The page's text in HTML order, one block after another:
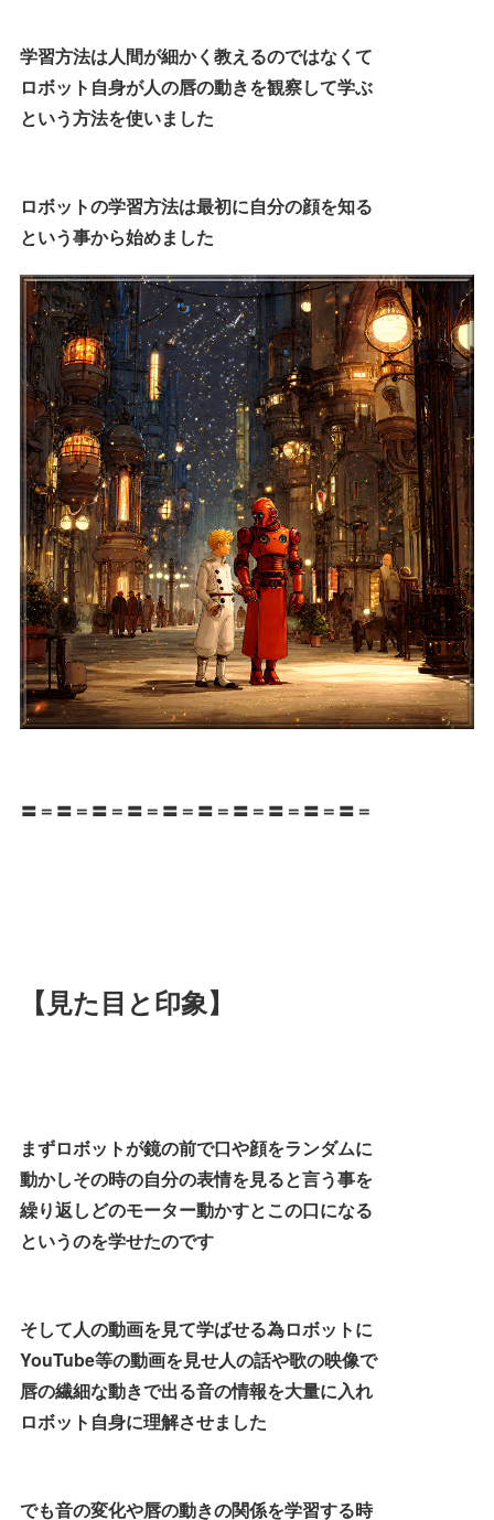
学習方法は人間が細かく教えるのではなくて
ロボット自身が人の唇の動きを観察して学ぶ
という方法を使いました
ロボットの学習方法は最初に自分の顔を知る
という事から始めました
〓＝〓＝〓＝〓＝〓＝〓＝〓＝〓＝〓＝〓＝
【見た目と印象】
まずロボットが鏡の前で口や顔をランダムに
動かしその時の自分の表情を見ると言う事を
繰り返しどのモーター動かすとこの口になる
というのを学せたのです
そして人の動画を見て学ばせる為ロボットに
YouTube等の動画を見せ人の話や歌の映像で
唇の繊細な動きで出る音の情報を大量に入れ
ロボット自身に理解させました
でも音の変化や唇の動きの関係を学習する時